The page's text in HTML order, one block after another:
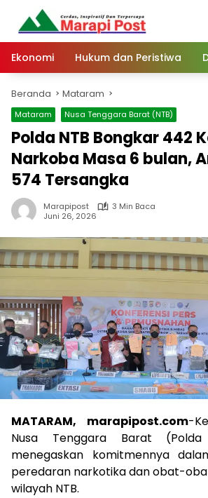
Langsung
konten
Ekonomi
Hukum dan Peristiwa
Beranda Mataram
Mataram Nusa Tenggara Barat (NTB)
Polda NTB Bongkar 442
Narkoba Masa 6 bulan,
574 Tersangka
Marapipost
3 Min Baca
Juni 26, 2026
MATARAM, marapipost.com-
Nusa Tenggara Barat
menegaskan komitmennya
peredaran narkotika dan obat-
wilayah NTB.